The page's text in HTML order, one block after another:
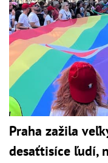
Praha zažila
desaťtisíce ľudí,